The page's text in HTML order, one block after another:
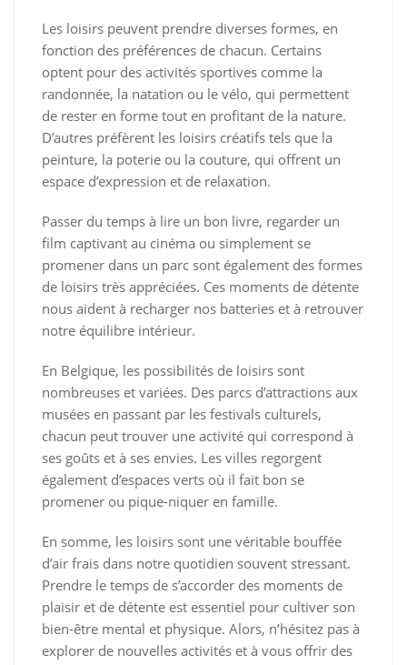
Les loisirs peuvent prendre diverses formes, en
fonction des préférences de chacun. Certains
optent pour des activités sportives comme la
randonnée, la natation ou le vélo, qui permettent
de rester en forme tout en profitant de la nature.
D’autres préfèrent les loisirs créatifs tels que la
peinture, la poterie ou la couture, qui offrent un
espace d’expression et de relaxation.
Passer du temps à lire un bon livre, regarder un
film captivant au cinéma ou simplement se
promener dans un parc sont également des formes
de loisirs très appréciées. Ces moments de détente
nous aident à recharger nos batteries et à retrouver
notre équilibre intérieur.
En Belgique, les possibilités de loisirs sont
nombreuses et variées. Des parcs d’attractions aux
musées en passant par les festivals culturels,
chacun peut trouver une activité qui correspond à
ses goûts et à ses envies. Les villes regorgent
également d’espaces verts où il fait bon se
promener ou pique-niquer en famille.
En somme, les loisirs sont une véritable bouffée
d’air frais dans notre quotidien souvent stressant.
Prendre le temps de s’accorder des moments de
plaisir et de détente est essentiel pour cultiver son
bien-être mental et physique. Alors, n’hésitez pas à
explorer de nouvelles activités et à vous offrir des